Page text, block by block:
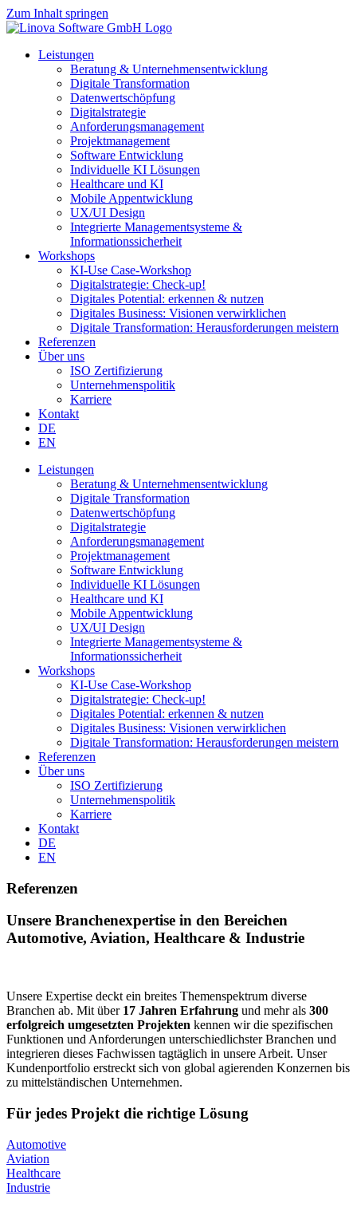
Zum Inhalt springen
Leistungen
Beratung & Unternehmensentwicklung
Digitale Transformation
Datenwertschöpfung
Digitalstrategie
Anforderungsmanagement
Projektmanagement
Software Entwicklung
Individuelle KI Lösungen
Healthcare und KI
Mobile Appentwicklung
UX/UI Design
Integrierte Managementsysteme &
Informationssicherheit
Workshops
KI-Use Case-Workshop
Digitalstrategie: Check-up!
Digitales Potential: erkennen & nutzen
Digitales Business: Visionen verwirklichen
Digitale Transformation: Herausforderungen meistern
Referenzen
Über uns
ISO Zertifizierung
Unternehmenspolitik
Karriere
Kontakt
DE
EN
Leistungen
Beratung & Unternehmensentwicklung
Digitale Transformation
Datenwertschöpfung
Digitalstrategie
Anforderungsmanagement
Projektmanagement
Software Entwicklung
Individuelle KI Lösungen
Healthcare und KI
Mobile Appentwicklung
UX/UI Design
Integrierte Managementsysteme &
Informationssicherheit
Workshops
KI-Use Case-Workshop
Digitalstrategie: Check-up!
Digitales Potential: erkennen & nutzen
Digitales Business: Visionen verwirklichen
Digitale Transformation: Herausforderungen meistern
Referenzen
Über uns
ISO Zertifizierung
Unternehmenspolitik
Karriere
Kontakt
DE
EN
Referenzen
Unsere Branchenexpertise in den Bereichen
Automotive, Aviation, Healthcare & Industrie
Unsere Expertise deckt ein breites Themenspektrum diverse
Branchen ab. Mit über 17 Jahren Erfahrung und mehr als 300
erfolgreich umgesetzten Projekten kennen wir die spezifischen
Funktionen und Anforderungen unterschiedlichster Branchen und
integrieren dieses Fachwissen tagtäglich in unsere Arbeit. Unser
Kundenportfolio erstreckt sich von global agierenden Konzernen bis
zu mittelständischen Unternehmen.
Für jedes Projekt die richtige Lösung
Automotive
Aviation
Healthcare
Industrie